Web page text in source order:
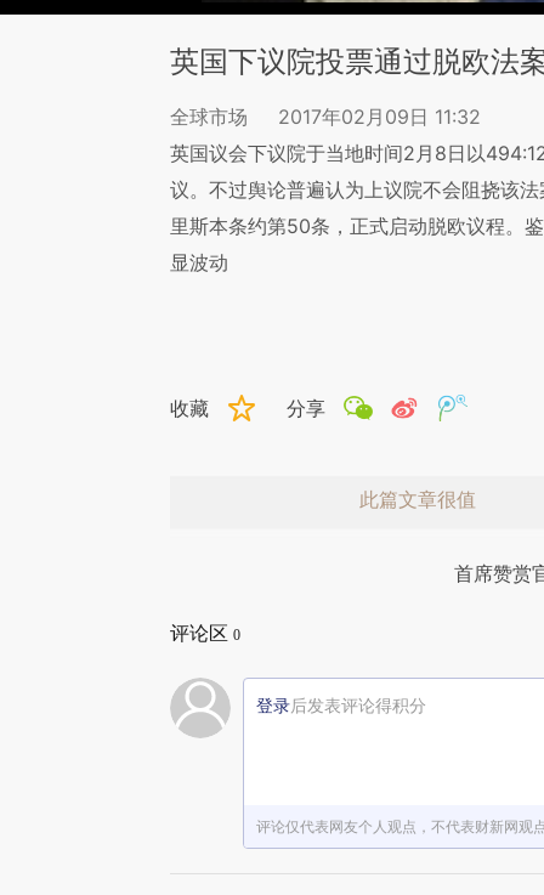
英国下议院投票通过脱欧法
全球市场
2017年02月09日 11:32
英国议会下议院于当地时间2月8日以
议。不过舆论普遍认为上议院不会阻挠该
里斯本条约第50条，正式启动脱欧议程。
显波动
收藏 分享
此篇文章很值
首席赞赏
评论区 0
登录后发表评论得积分
评论仅代表网友个人观点，不代表财新网观